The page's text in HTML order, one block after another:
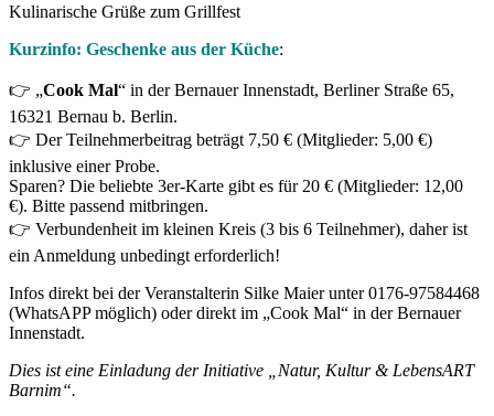
Kulinarische Grüße zum Grillfest
Kurzinfo: Geschenke aus der Küche:
👉 „Cook Mal“ in der Bernauer Innenstadt, Berliner Straße 65,
16321 Bernau b. Berlin.
👉 Der Teilnehmerbeitrag beträgt 7,50 € (Mitglieder: 5,00 €)
inklusive einer Probe.
Sparen? Die beliebte 3er-Karte gibt es für 20 € (Mitglieder: 12,00
€). Bitte passend mitbringen.
👉 Verbundenheit im kleinen Kreis (3 bis 6 Teilnehmer), daher ist
ein Anmeldung unbedingt erforderlich!
Infos direkt bei der Veranstalterin Silke Maier unter 0176-97584468
(WhatsAPP möglich) oder direkt im „Cook Mal“ in der Bernauer
Innenstadt.
Dies ist eine Einladung der Initiative „Natur, Kultur & LebensART
Barnim“.